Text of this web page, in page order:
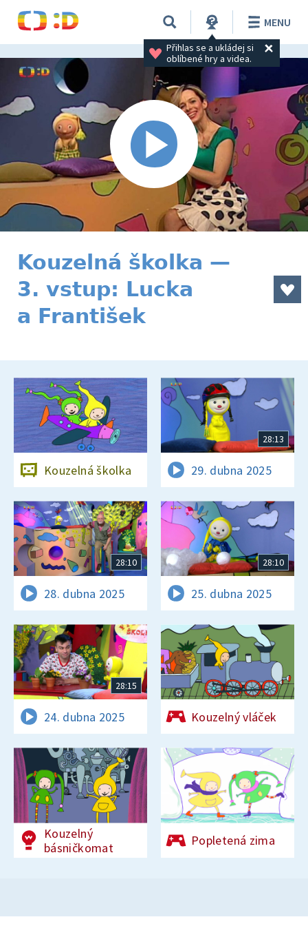
Přihlas se a ukládej si
oblíbené hry a videa.
MENU
Kouzelná školka —
3. vstup: Lucka
a František
Kouzelná školka
28:13
29. dubna 2025
28:10
28. dubna 2025
28:10
25. dubna 2025
28:15
24. dubna 2025 Kouzelný vláček
Kouzelný
básničkomat
Popletená zima